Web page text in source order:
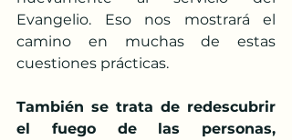
Evangelio. Eso nos mostrará el
camino en muchas de estas
cuestiones prácticas.
También se trata de redescubrir
el fuego de las personas,